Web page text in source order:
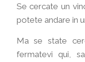
Se cercate un
potete andare in
Ma se state
fermatevi qui,